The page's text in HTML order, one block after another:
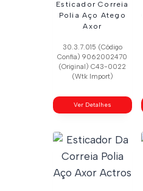
Esticador Correia
Polia Aço Atego
Axor
30.3.7.015 (Código
Confia) 9062002470
(Original) C43-0022
(Wtk Import)
Ver Detalhes